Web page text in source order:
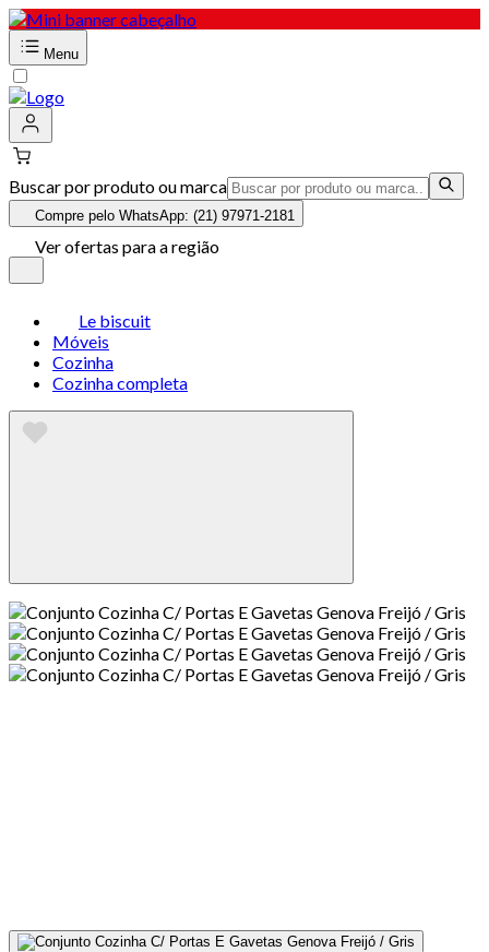
Menu
Buscar por produto ou marca
Compre pelo WhatsApp: (21) 97971-2181
Ver ofertas para a região
Le biscuit
Móveis
Cozinha
Cozinha completa